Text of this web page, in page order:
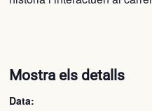
Mostra els detalls
Data: